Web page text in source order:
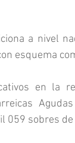
a nivel
esquema
en la
sobres de